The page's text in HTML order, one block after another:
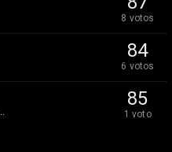
8 votos
84
6 votos
85
1 voto